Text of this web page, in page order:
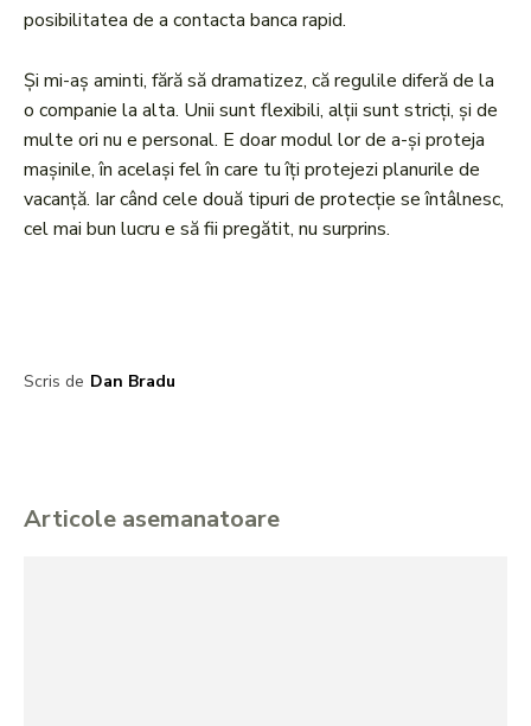
posibilitatea de a contacta banca rapid.
Și mi-aș aminti, fără să dramatizez, că regulile diferă de la
o companie la alta. Unii sunt flexibili, alții sunt stricți, și de
multe ori nu e personal. E doar modul lor de a-și proteja
mașinile, în același fel în care tu îți protejezi planurile de
vacanță. Iar când cele două tipuri de protecție se întâlnesc,
cel mai bun lucru e să fii pregătit, nu surprins.
Scris de Dan Bradu
Articole asemanatoare